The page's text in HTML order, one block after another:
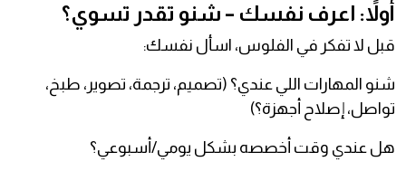
أولاً: اعرف نفسك – شنو تقدر تسوي؟
قبل لا تفكر في الفلوس، اسأل نفسك:
شنو المهارات اللي عندي؟ (تصميم، ترجمة، تصوير، طبخ،
تواصل، إصلاح أجهزة؟)
هل عندي وقت أخصصه بشكل يومي/أسبوعي؟